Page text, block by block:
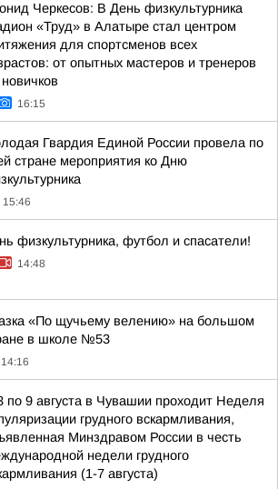
Черкесов: В День физкультурника
«Труд» в Алатыре стал центром
для спортсменов всех
от опытных мастеров и тренеров
16:15
Гвардия Единой России провела по
стране мероприятия ко Дню
15:46
физкультурника, футбол и спасатели!
14:48
«По щучьему велению» на большом
в школе №53
14:16
по 9 августа в Чувашии проходит Неделя
грудного вскармливания,
Минздравом России в честь
недели грудного
(1-7 августа)